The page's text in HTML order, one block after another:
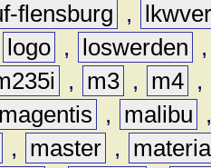
flensburg ,
logo , loswerden
, m3 , m4 ,
magentis , malibu
, master ,
materia